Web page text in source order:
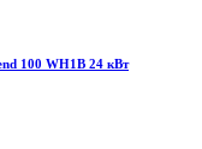
100 WH1B 24 кВт